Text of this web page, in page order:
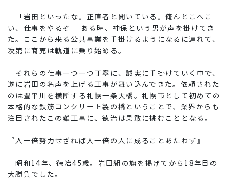
「岩田といったな。正直者と聞いている。俺んとこへこ
い、仕事をやるぞ」 ある時、神保という男が声を掛けてき
た。ここから来る公共事業を手掛けるようになるに連れて、
次第に商売は軌道に乗り始める。
それらの仕事一つ一つ丁寧に、誠実に手掛けていく中で、
遂に岩田の名声を上げる工事が舞い込んできた。依頼された
のは豊平川を横断する札幌一条大橋。札幌市として初めての
本格的な鉄筋コンクリート製の橋ということで、業界からも
注目されたこの難工事に、徳治は果敢に挑むこととなる。
『人一倍努力せざれば人一倍の人に成ることあたわず』
昭和14年、徳冶45歳。岩田組の旗を掲げてから18年目の
大勝負でした。